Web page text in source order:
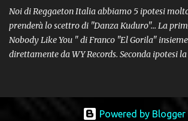
Noi di Reggaeton Italia abbiamo 5 ipotesi
prenderà lo scettro di "Danza Kuduro"... La
Nobody Like You " di Franco "El Gorila"
direttamente da WY Records. Seconda ipotesi
potenziali hits della prossima estate, " Follow
tutto portoricano Wisin & Yandel feat. Jennifer
Powered by Blogger